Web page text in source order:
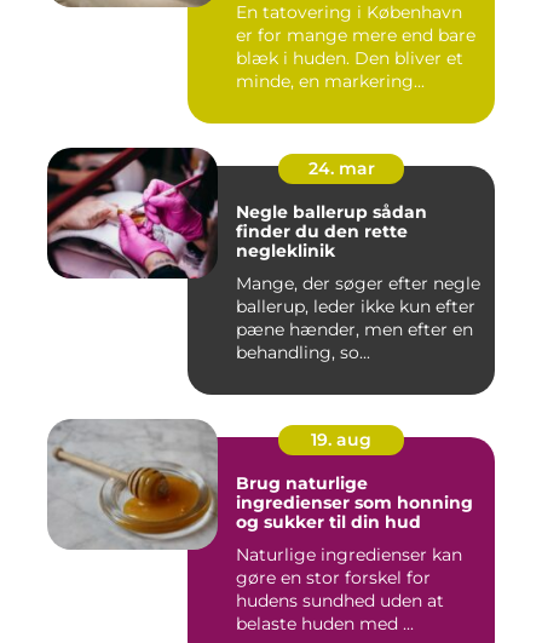
En tatovering i København
er for mange mere end bare
blæk i huden. Den bliver et
minde, en markering...
24. mar
Negle ballerup sådan
finder du den rette
negleklinik
Mange, der søger efter negle
ballerup, leder ikke kun efter
pæne hænder, men efter en
behandling, so...
19. aug
Brug naturlige
ingredienser som honning
og sukker til din hud
Naturlige ingredienser kan
gøre en stor forskel for
hudens sundhed uden at
belaste huden med ...